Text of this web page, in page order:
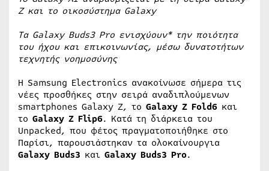
Z και το οικοσύστημα Galaxy
Τα Galaxy Buds3 Pro ενισχύουν* την ποιότητα
του ήχου και επικοινωνίας, μέσω δυνατοτήτων
τεχνητής νοημοσύνης
Η Samsung Electronics ανακοίνωσε σήμερα τις
νέες προσθήκες στην σειρά αναδιπλούμενων
smartphones Galaxy Ζ, το Galaxy Z Fold6 και
το Galaxy Z Flip6. Κατά τη διάρκεια του
Unpacked, που φέτος πραγματοποιήθηκε στο
Παρίσι, παρουσιάστηκαν τα ολοκαίνουργια
Galaxy Buds3 και Galaxy Buds3 Pro.